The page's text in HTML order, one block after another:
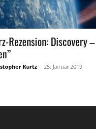
Rezension: Discovery
Kurtz - 25. Januar 2019